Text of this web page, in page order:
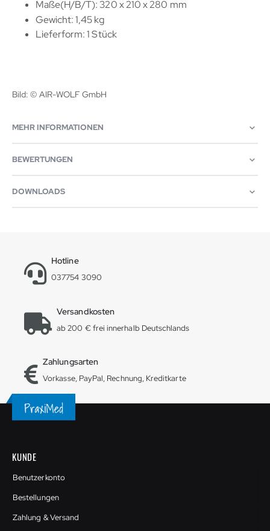
Maße(H/B/T): 320 x 210 x 280 mm
Gewicht: 1,45 kg
Lieferform: 1 Stück
Bild: © AIR-WOLF GmbH
MEHR INFORMATIONEN
BEWERTUNGEN
DOWNLOADS
Hotline
037754 3090
Versandkosten
ab 200 € frei innerhalb Deutschlands
Zahlungsarten
Vorkasse, PayPal, Rechnung, Kreditkarte
KUNDE
Benutzerkonto
Bestellungen
Zahlung & Versand